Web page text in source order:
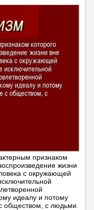
признаком
жизни
с окружающей
идеалу и потому
обществом, с людьми.